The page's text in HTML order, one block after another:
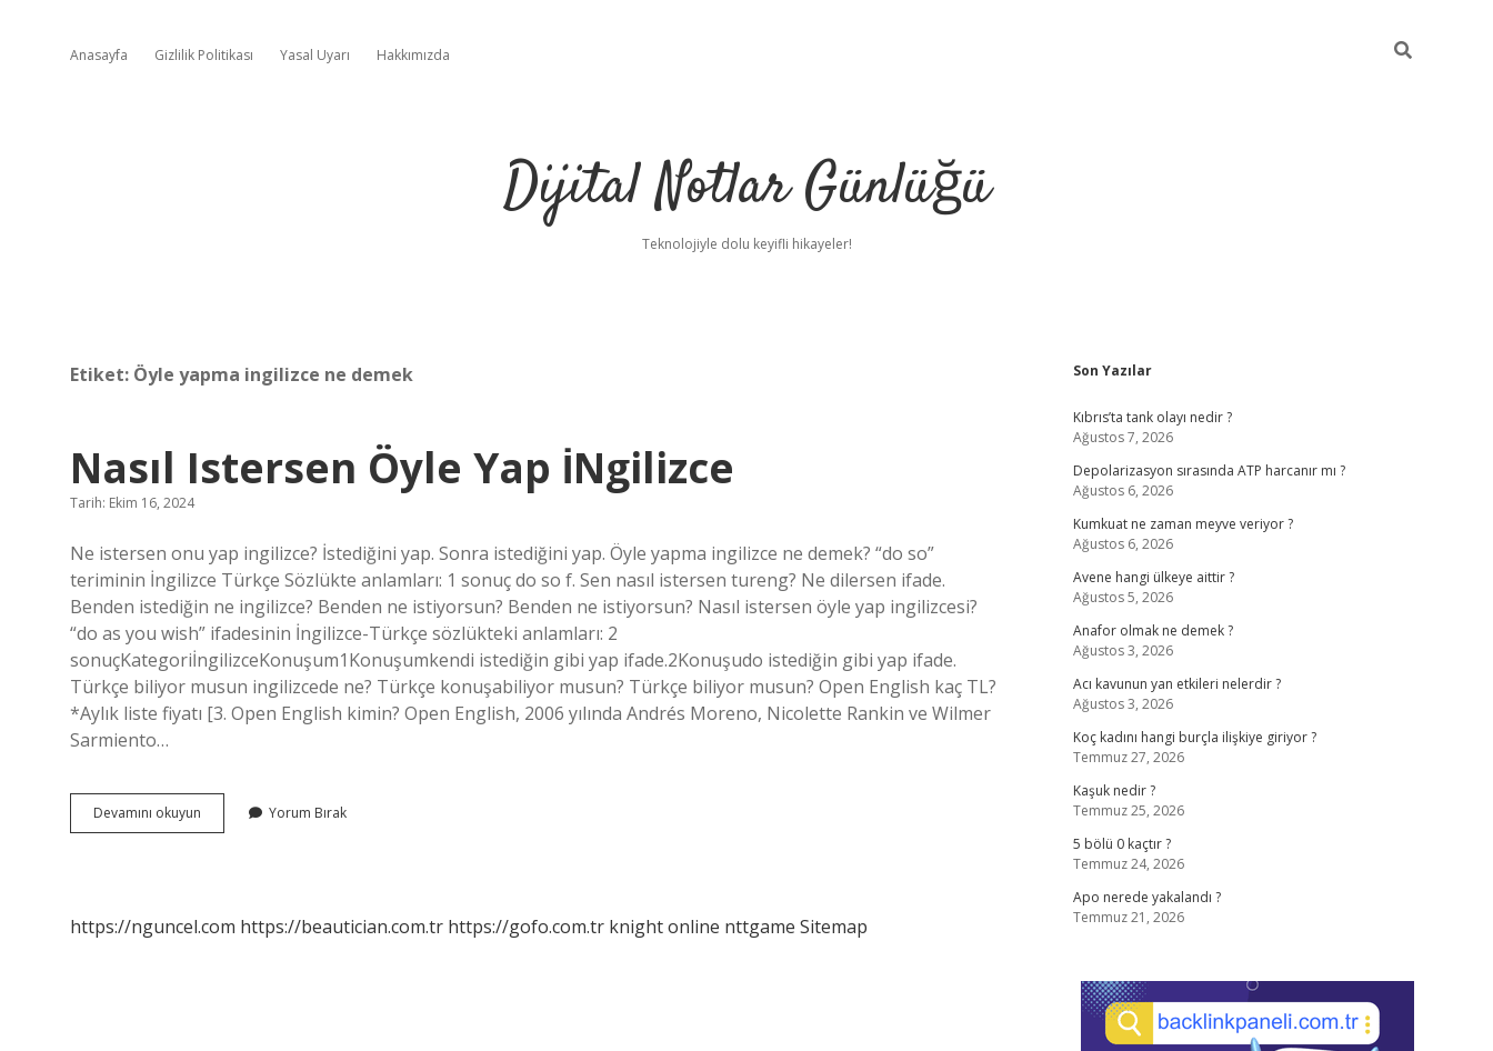
Anasayfa Gizlilik Politikası Yasal Uyarı Hakkımızda
Dijital Notlar Günlüğü
Teknolojiyle dolu keyifli hikayeler!
Etiket: Öyle yapma ingilizce ne demek
Nasıl Istersen Öyle Yap İNgilizce
Tarih: Ekim 16, 2024
Ne istersen onu yap ingilizce? İstediğini yap. Sonra istediğini yap. Öyle yapma ingilizce ne demek? “do so”
teriminin İngilizce Türkçe Sözlükte anlamları: 1 sonuç do so f. Sen nasıl istersen tureng? Ne dilersen ifade.
Benden istediğin ne ingilizce? Benden ne istiyorsun? Benden ne istiyorsun? Nasıl istersen öyle yap ingilizcesi?
“do as you wish” ifadesinin İngilizce-Türkçe sözlükteki anlamları: 2
sonuçKategoriİngilizceKonuşum1Konuşumkendi istediğin gibi yap ifade.2Konuşudo istediğin gibi yap ifade.
Türkçe biliyor musun ingilizcede ne? Türkçe konuşabiliyor musun? Türkçe biliyor musun? Open English kaç TL?
*Aylık liste fiyatı [3. Open English kimin? Open English, 2006 yılında Andrés Moreno, Nicolette Rankin ve Wilmer
Sarmiento…
Devamını okuyun
Istersen
Yorum Bırak
https://nguncel.com https://beautician.com.tr https://gofo.com.tr knight online nttgame Sitemap
Sidebar
Son Yazılar
Kıbrıs’ta tank olayı nedir ?
Ağustos 7, 2026
Depolarizasyon sırasında ATP harcanır mı ?
Ağustos 6, 2026
Kumkuat ne zaman meyve veriyor ?
Ağustos 6, 2026
Avene hangi ülkeye aittir ?
Ağustos 5, 2026
Anafor olmak ne demek ?
Ağustos 3, 2026
Acı kavunun yan etkileri nelerdir ?
Ağustos 3, 2026
Koç kadını hangi burçla ilişkiye giriyor ?
Temmuz 27, 2026
Kaşuk nedir ?
Temmuz 25, 2026
5 bölü 0 kaçtır ?
Temmuz 24, 2026
Apo nerede yakalandı ?
Temmuz 21, 2026